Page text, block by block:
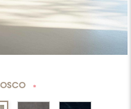
*